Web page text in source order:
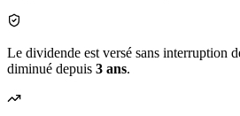
Le dividende est versé sans interruption
diminué depuis 3 ans.